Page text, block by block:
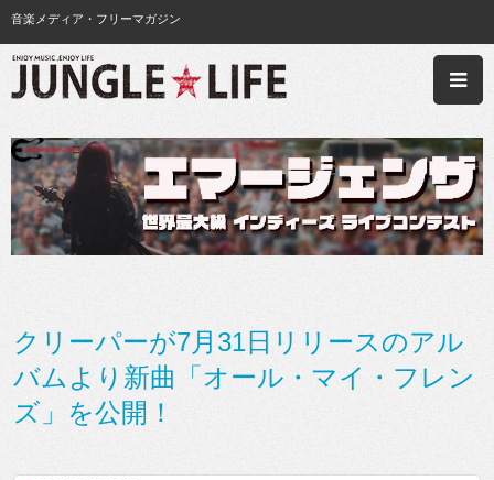
音楽メディア・フリーマガジン
クリーパーが7月31日リリースのアル
バムより新曲「オール・マイ・フレン
ズ」を公開！